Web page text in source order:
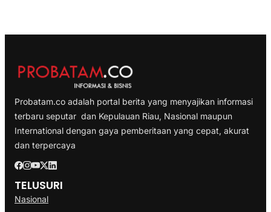
Probatam.co adalah portal berita yang menyajikan informasi
terbaru seputar dan Kepulauan Riau, Nasional maupun
International dengan gaya pemberitaan yang cepat, akurat
dan terpercaya
TELUSURI
Nasional